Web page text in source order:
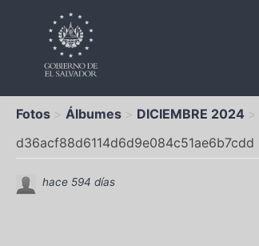
Fotos Álbumes DICIEMBRE 2024
d36acf88d6114d6d9e084c51ae6b7cdd
hace 594 días